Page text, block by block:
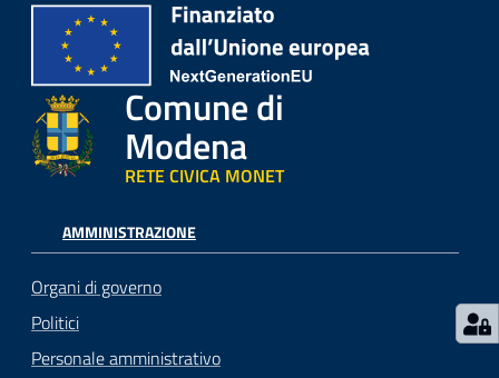
Comune di
Modena
RETE CIVICA MONET
AMMINISTRAZIONE
Organi di governo
Politici
Personale amministrativo